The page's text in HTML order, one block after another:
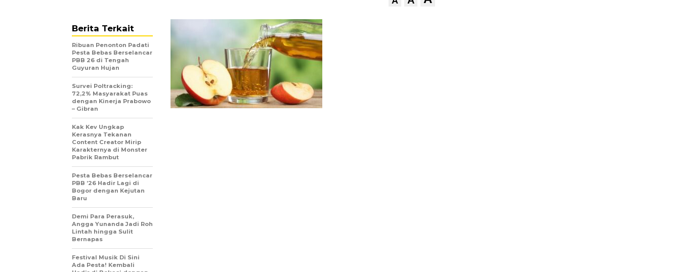
Berita Terkait
Ribuan Penonton Padati
Pesta Bebas Berselancar
PBB 26 di Tengah
Guyuran Hujan
Survei Poltracking:
72,2% Masyarakat Puas
dengan Kinerja Prabowo
– Gibran
Kak Kev Ungkap
Kerasnya Tekanan
Content Creator Mirip
Karakternya di Monster
Pabrik Rambut
Pesta Bebas Berselancar
PBB ’26 Hadir Lagi di
Bogor dengan Kejutan
Baru
Demi Para Perasuk,
Angga Yunanda Jadi Roh
Lintah hingga Sulit
Bernapas
Festival Musik Di Sini
Ada Pesta! Kembali